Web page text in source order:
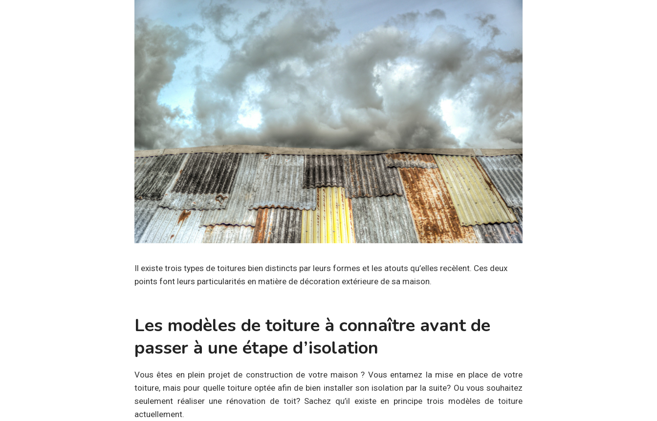
Il existe trois types de toitures bien distincts par leurs formes et les atouts qu’elles recèlent. Ces deux
points font leurs particularités en matière de décoration extérieure de sa maison.
Les modèles de toiture à connaître avant de
passer à une étape d’isolation
Vous êtes en plein projet de construction de votre maison ? Vous entamez la mise en place de votre
toiture, mais pour quelle toiture optée afin de bien installer son isolation par la suite? Ou vous souhaitez
seulement réaliser une rénovation de toit? Sachez qu’il existe en principe trois modèles de toiture
actuellement.